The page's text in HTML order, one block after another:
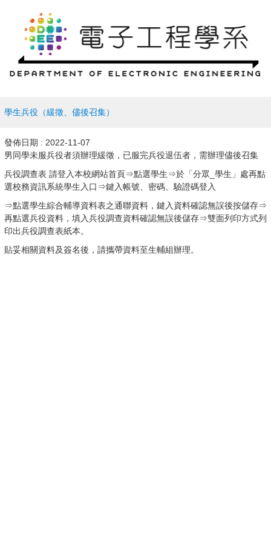
學生兵役（緩徵、儘後召集）
發佈日期 : 2022-11-07
男同學未服兵役者須辦理緩徵，已服完兵役退伍者，需辦理儘後召集
兵役調查表 請登入本校網站首頁⇒點選學生⇒於「分眾_學生」處再點
選校務資訊系統學生入口⇒鍵入帳號、密碼、驗證碼登入
⇒點選學生綜合輔導資料表之通聯資料，鍵入資料確認無誤後按儲存⇒
再點選兵役資料，填入兵役調查資料確認無誤後儲存⇒雙面列印方式列
印出兵役調查表紙本。
貼妥相關資料及簽名後，請攜帶資料至生輔組辦理。